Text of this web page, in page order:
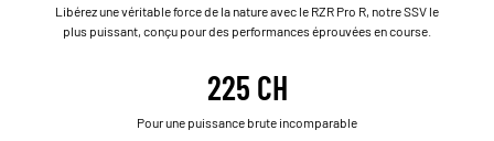
Libérez une véritable force de la nature avec le RZR Pro R, notre SSV le
plus puissant, conçu pour des performances éprouvées en course.
225 CH
Pour une puissance brute incomparable